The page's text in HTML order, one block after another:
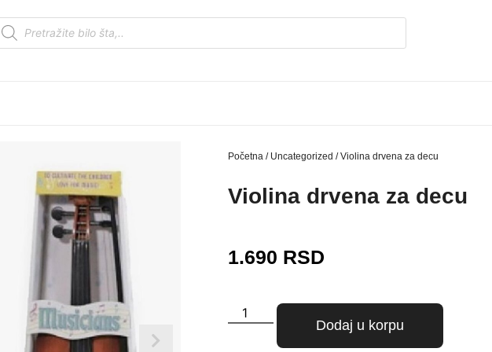
Početna / Uncategorized / Violina drvena za decu
Violina drvena za decu
1.690 RSD
Dodaj u korpu